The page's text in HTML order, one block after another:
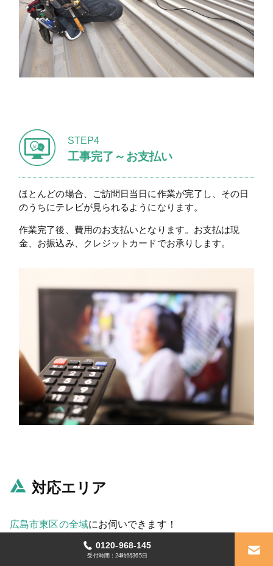
工事完了～お支払い
STEP4
ほとんどの場合、ご訪問日当日に作業が完了し、その日
のうちにテレビが見られるようになります。
作業完了後、費用のお支払いとなります。お支払は現
金、お振込み、クレジットカードでお承りします。
対応エリア
広島市東区の全域にお伺いできます！
0120-968-145
受付時間：24時間365日